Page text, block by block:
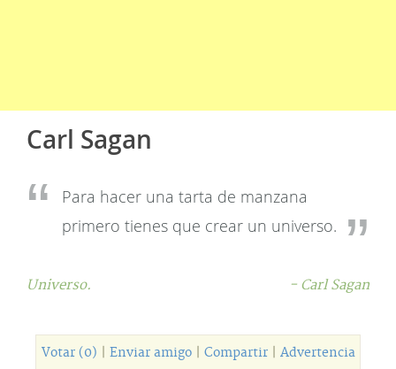
Carl Sagan
Para hacer una tarta de manzana
primero tienes que crear un universo.
Universo. - Carl Sagan
Votar (0) Enviar amigo| Compartir| Advertencia